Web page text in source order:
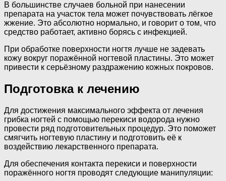
В большинстве случаев больной при нанесении
препарата на участок тела может почувствовать лёгкое
жжение. Это абсолютно нормально, и говорит о том, что
средство работает, активно борясь с инфекцией.
При обработке поверхности ногтя лучше не задевать
кожу вокруг поражённой ногтевой пластины. Это может
привести к серьёзному раздражению кожных покровов.
Подготовка к лечению
Для достижения максимального эффекта от лечения
грибка ногтей с помощью перекиси водорода нужно
провести ряд подготовительных процедур. Это поможет
смягчить ногтевую пластину и подготовить её к
воздействию лекарственного препарата.
Для обеспечения контакта перекиси и поверхности
поражённого ногтя проводят следующие манипуляции: